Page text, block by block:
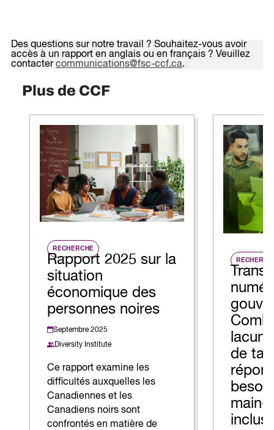
Des questions sur notre travail ? Souhaitez-vous avoir
accès à un rapport en anglais ou en français ? Veuillez
contactercommunications@fsc-ccf.ca.
Plus de CCF
RECHERCHE
Rapport 2025 sur la
situation
économique des
personnes noires
Septembre 2025
Diversity Institute
Ce rapport examine les
difficultés auxquelles les
Canadiennes et les
Canadiens noirs sont
confrontés en matière de
de
main-